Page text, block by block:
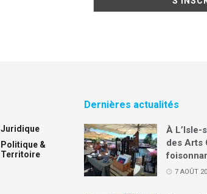
Juridique
Politique &
Territoire
Dernières actualités
À L’Isle-
des Arts
7 AOÛT